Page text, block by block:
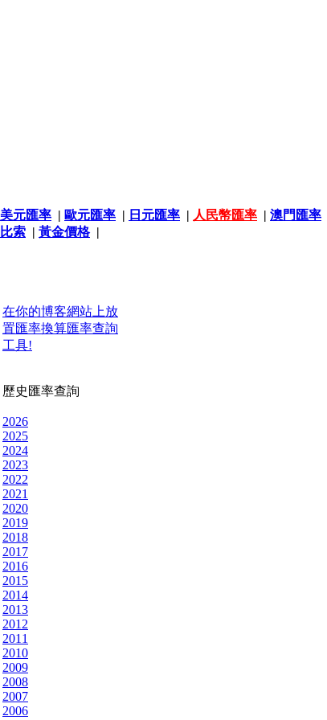
美元匯率 | 歐元匯率 | 日元匯率 | 人民幣匯率 | 澳門匯率
比索 | 黃金價格|
在你的博客網站上放
置匯率換算匯率查詢
工具!
歷史匯率查詢
2026
2025
2024
2023
2022
2021
2020
2019
2018
2017
2016
2015
2014
2013
2012
2011
2010
2009
2008
2007
2006